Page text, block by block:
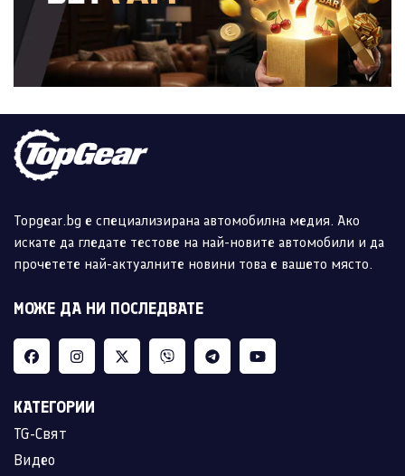
Topgear.bg е специализирана автомобилна медия. Ако
искате да гледате тестове на най-новите автомобили и да
прочетете най-актуалните новини това е вашето място.
МОЖЕ ДА НИ ПОСЛЕДВАТЕ
КАТЕГОРИИ
TG-Свят
Видео